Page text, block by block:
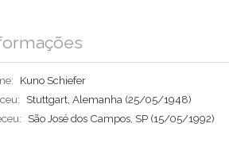
Kuno Schiefer
Stuttgart, Alemanha (25/05/1948)
São José dos Campos, SP (15/05/1992)